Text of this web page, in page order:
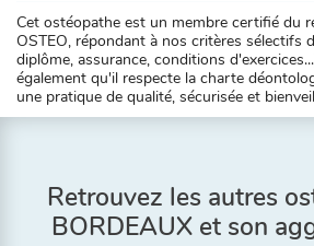
Cet ostéopathe est un membre certifié du
OSTEO, répondant à nos critères sélectifs
diplôme, assurance, conditions
également qu'il respecte la charte
une pratique de qualité, sécurisée et
Retrouvez les autres
BORDEAUX et son